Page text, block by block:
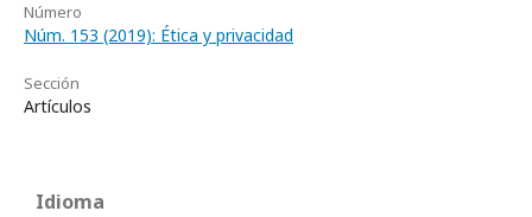
Número
Núm. 153 (2019): Ética y privacidad
Sección
Artículos
Idioma